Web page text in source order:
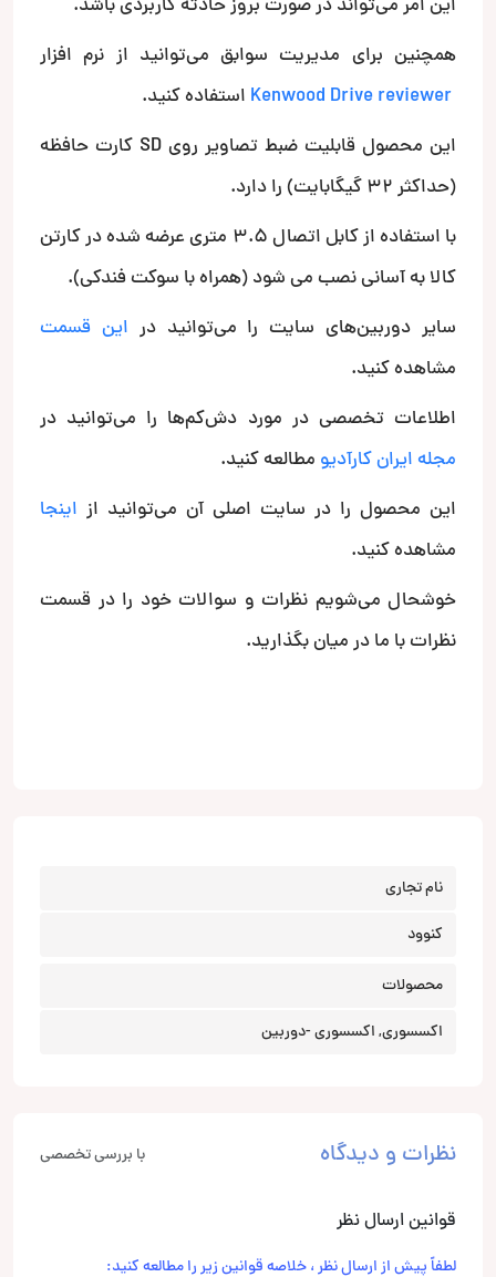
این امر می‌تواند در صورت بروز حادثه کاربردی باشد.
همچنین برای مدیریت سوابق می‌توانید از نرم افزار
Kenwood Drive reviewer استفاده کنید.
این محصول قابلیت ضبط تصاویر روی SD کارت حافظه
(حداکثر 32 گیگابایت) را دارد.
با استفاده از کابل اتصال 3.5 متری عرضه شده در کارتن
کالا به آسانی نصب می شود (همراه با سوکت فندکی).
سایر دوربین‌های سایت را می‌توانید در این قسمت
مشاهده کنید.
اطلاعات تخصصی در مورد دش‌کم‌ها را می‌توانید در
مجله ایران کارآدیو مطالعه کنید.
این محصول را در سایت اصلی آن می‌توانید از اینجا
مشاهده کنید.
خوشحال می‌شویم نظرات و سوالات خود را در قسمت
نظرات با ما در میان بگذارید.
نام تجاری
کنوود
محصولات
اکسسوری, اکسسوری -دوربین
نظرات و دیدگاه با بررسی تخصصی
قوانین ارسال نظر
لطفاً پیش از ارسال نظر ، خلاصه قوانین زیر را مطالعه کنید: